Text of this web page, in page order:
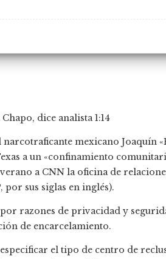
dice analista1:14
mexicano Joaquín
a un «confinamiento
a CNN la oficina de
por sus siglas en inglés).
razones de privacidad y
de encarcelamiento.
el tipo de centro de